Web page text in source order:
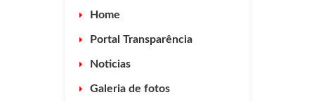
Home
Portal Transparência
Noticias
Galeria de fotos